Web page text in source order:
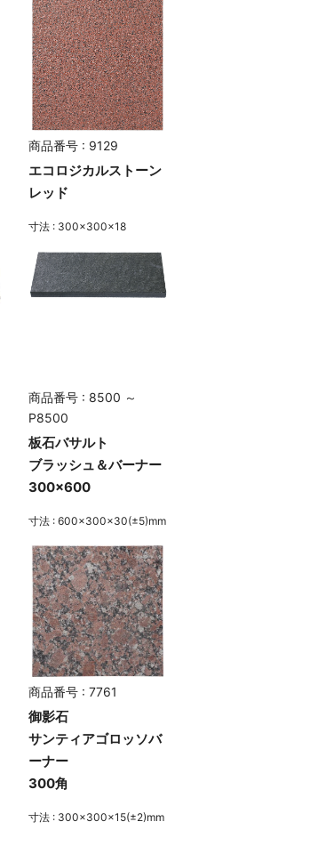
商品番号 : 9129
エコロジカルストーン
レッド
寸法 : 300×300×18
商品番号 : 8500 ～
P8500
板石バサルト
ブラッシュ＆バーナー
300×600
寸法 : 600×300×30(±5)mm
商品番号 : 7761
御影石
サンティアゴロッソバ
ーナー
300角
寸法 : 300×300×15(±2)mm